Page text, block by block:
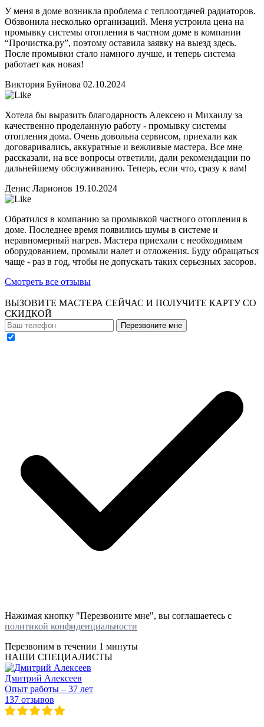
У меня в доме возникла проблема с теплоотдачей радиаторов.
Обзвонила несколько организаций. Меня устроила цена на
промывку системы отопления в частном доме в компании
“Прочистка.ру”, поэтому оставила заявку на выезд здесь.
После промывки стало намного лучше, и теперь система
работает как новая!
Виктория Буйнова 02.10.2024
Хотела бы выразить благодарность Алексею и Михаилу за
качественно проделанную работу - промывку системы
отопления дома. Очень довольна сервисом, приехали как
договаривались, аккуратные и вежливые мастера. Все мне
рассказали, на все вопросы ответили, дали рекомендации по
дальнейшему обслуживанию. Теперь, если что, сразу к вам!
Денис Ларионов 19.10.2024
Обратился в компанию за промывкой частного отопления в
доме. Последнее время появились шумы в системе и
неравномерный нагрев. Мастера приехали с необходимым
оборудованием, промыли налет и отложения. Буду обращаться
чаще - раз в год, чтобы не допускать таких серьезных засоров.
Смотреть все отзывы
ВЫЗОВИТЕ МАСТЕРА СЕЙЧАС И ПОЛУЧИТЕ КАРТУ СО
СКИДКОЙ
Перезвоните мне
Нажимая кнопку "Перезвоните мне", вы соглашаетесь с
политикой конфиденциальности
Перезвоним в течении 1 минуты
НАШИ СПЕЦИАЛИСТЫ
Дмитрий Алексеев
Опыт работы – 37 лет
137 отзывов